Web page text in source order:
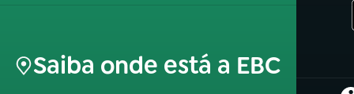
Saiba onde está a EBC